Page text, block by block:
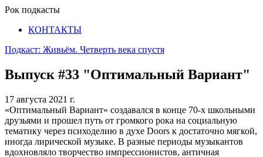
Рок подкасты
КОНТАКТЫ
Подкаст: Живьём. Четверть века спустя
Выпуск #33 "Оптимальный Вариант"
17 августа 2021 г.
«Оптимальный Вариант» создавался в конце 70-х школьными
друзьями и прошел путь от громкого рока на социальную
тематику через психоделию в духе Doors к достаточно мягкой,
иногда лирической музыке. В разные периоды музыкантов
вдохновляло творчество импрессионистов, античная